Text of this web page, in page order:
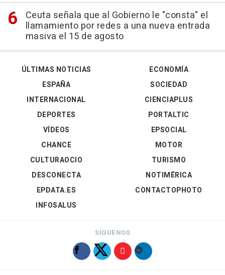
Ceuta señala que al Gobierno le "consta" el
llamamiento por redes a una nueva entrada
masiva el 15 de agosto
ÚLTIMAS NOTICIAS
ESPAÑA
INTERNACIONAL
DEPORTES
VÍDEOS
ECONOMÍA
SOCIEDAD
CIENCIAPLUS
PORTALTIC
EPSOCIAL
CHANCE
CULTURAOCIO
DESCONECTA
EPDATA.ES
INFOSALUS
MOTOR
TURISMO
NOTIMÉRICA
CONTACTOPHOTO
SÍGUENOS